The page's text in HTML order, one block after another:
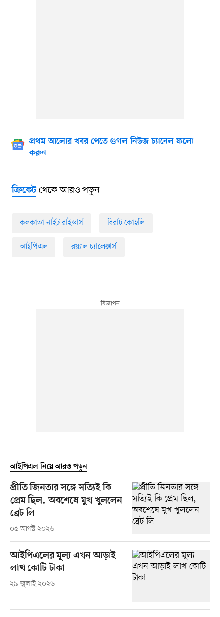
প্রথম আলোর খবর পেতে গুগল নিউজ চ্যানেল ফলো
করুন
ক্রিকেটথেকে আরও পড়ুন
কলকাতা নাইট রাইডার্স বিরাট কোহলি
আইপিএল র‍য়্যাল চ্যালেঞ্জার্স
আইপিএল নিয়ে আরও পড়ুন
প্রীতি জিনতার সঙ্গে সত্যিই কি
প্রেম ছিল, অবশেষে মুখ খুললেন
ব্রেট লি
০৫ আগস্ট ২০২৬
আইপিএলের মূল্য এখন আড়াই
লাখ কোটি টাকা
২৯ জুলাই ২০২৬